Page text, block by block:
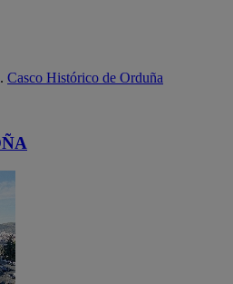
. Casco Histórico de Orduña